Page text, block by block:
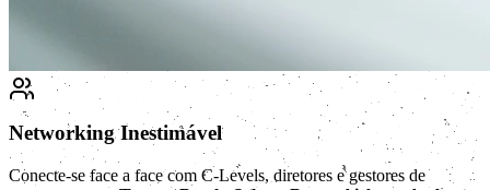
Networking Inestimável
Conecte-se face a face com C-Levels, diretores e gestores de